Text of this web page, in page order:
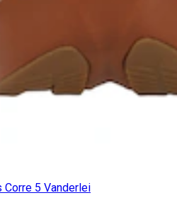
5 Vanderlei